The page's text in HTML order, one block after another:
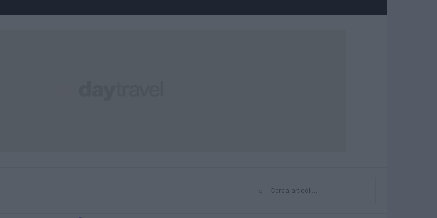
Cerca